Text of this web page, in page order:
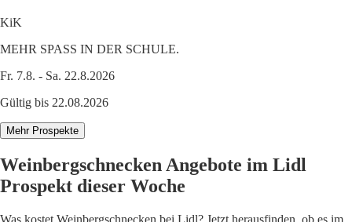
KiK
MEHR SPASS IN DER SCHULE.
Fr. 7.8. - Sa. 22.8.2026
Gültig bis 22.08.2026
Mehr Prospekte
Weinbergschnecken Angebote im Lidl
Prospekt dieser Woche